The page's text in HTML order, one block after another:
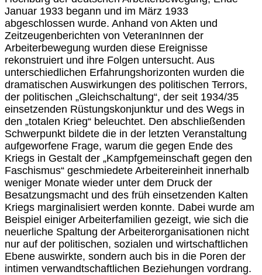
Januar 1933 begann und im März 1933
abgeschlossen wurde. Anhand von Akten und
Zeitzeugenberichten von VeteranInnen der
Arbeiterbewegung wurden diese Ereignisse
rekonstruiert und ihre Folgen untersucht. Aus
unterschiedlichen Erfahrungshorizonten wurden die
dramatischen Auswirkungen des politischen Terrors,
der politischen „Gleichschaltung“, der seit 1934/35
einsetzenden Rüstungskonjunktur und des Wegs in
den „totalen Krieg“ beleuchtet. Den abschließenden
Schwerpunkt bildete die in der letzten Veranstaltung
aufgeworfene Frage, warum die gegen Ende des
Kriegs in Gestalt der „Kampfgemeinschaft gegen den
Faschismus“ geschmiedete Arbeitereinheit innerhalb
weniger Monate wieder unter dem Druck der
Besatzungsmacht und des früh einsetzenden Kalten
Kriegs marginalisiert werden konnte. Dabei wurde am
Beispiel einiger Arbeiterfamilien gezeigt, wie sich die
neuerliche Spaltung der Arbeiterorganisationen nicht
nur auf der politischen, sozialen und wirtschaftlichen
Ebene auswirkte, sondern auch bis in die Poren der
intimen verwandtschaftlichen Beziehungen vordrang.